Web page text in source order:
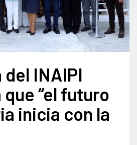
INAIPI
“el futuro
inicia con la